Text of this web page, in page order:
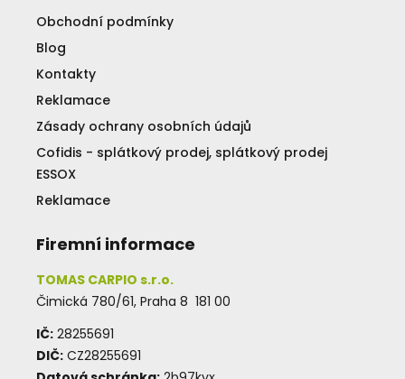
Obchodní podmínky
Blog
Kontakty
Reklamace
Zásady ochrany osobních údajů
Cofidis - splátkový prodej, splátkový prodej
ESSOX
Reklamace
Firemní informace
TOMAS CARPIO s.r.o.
Čimická 780/61, Praha 8 181 00
IČ: 28255691
DIČ: CZ28255691